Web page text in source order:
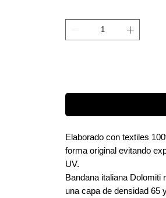
Elaborado con textiles
forma original evitando
UV.
Bandana italiana
una capa de densidad 65